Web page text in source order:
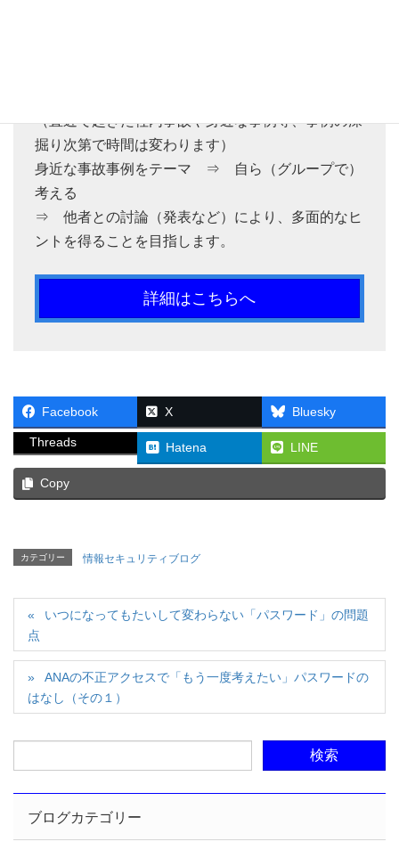
（直近で起きた社内事故や身近な事例等、事例の深
掘り次第で時間は変わります）
身近な事故事例をテーマ ⇒ 自ら（グループで）
考える
⇒ 他者との討論（発表など）により、多面的なヒ
ントを得ることを目指します。
詳細はこちらへ
Facebook X Bluesky
Threads Hatena LINE
Copy
カテゴリー 情報セキュリティブログ
いつになってもたいして変わらない「パスワード」の問題
点
ANAの不正アクセスで「もう一度考えたい」パスワードの
はなし（その１）
ブログカテゴリー